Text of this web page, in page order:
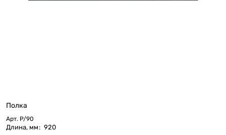
Полка
Арт. P/90
Длина, мм: 920